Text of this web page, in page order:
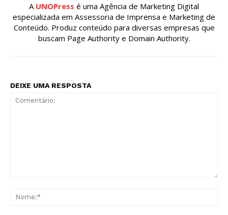
A UNOPress é uma Agência de Marketing Digital
especializada em Assessoria de Imprensa e Marketing de
Conteúdo. Produz conteúdo para diversas empresas que
buscam Page Authority e Domain Authority.
DEIXE UMA RESPOSTA